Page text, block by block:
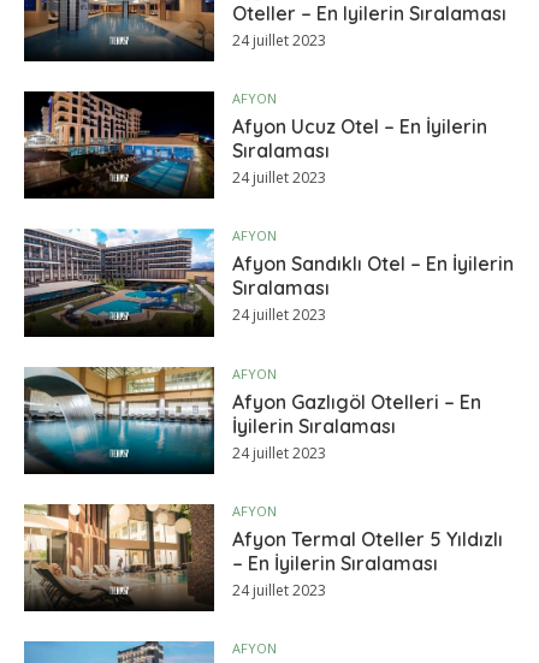
Oteller – En Iyilerin Sıralaması
24 juillet 2023
AFYON
Afyon Ucuz Otel – En İyilerin
Sıralaması
24 juillet 2023
AFYON
Afyon Sandıklı Otel – En İyilerin
Sıralaması
24 juillet 2023
AFYON
Afyon Gazlıgöl Otelleri – En
İyilerin Sıralaması
24 juillet 2023
AFYON
Afyon Termal Oteller 5 Yıldızlı
– En İyilerin Sıralaması
24 juillet 2023
AFYON